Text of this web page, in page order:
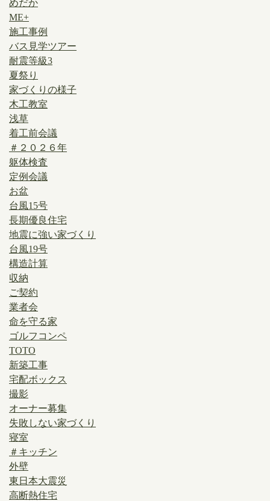
めだか
ME+
施工事例
バス見学ツアー
耐震等級3
夏祭り
家づくりの様子
木工教室
浅草
着工前会議
＃２０２６年
躯体検査
定例会議
お盆
台風15号
長期優良住宅
地震に強い家づくり
台風19号
構造計算
収納
ご契約
業者会
命を守る家
ゴルフコンペ
TOTO
新築工事
宅配ボックス
撮影
オーナー募集
失敗しない家づくり
寝室
＃キッチン
外壁
東日本大震災
高断熱住宅